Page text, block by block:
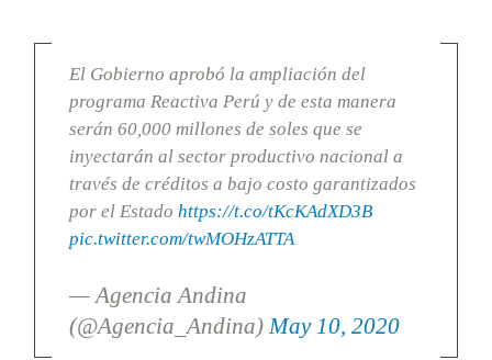
El Gobierno aprobó la ampliación del
programa Reactiva Perú y de esta manera
serán 60,000 millones de soles que se
inyectarán al sector productivo nacional a
través de créditos a bajo costo garantizados
por el Estado https://t.co/tKcKAdXD3B
pic.twitter.com/twMOHzATTA
— Agencia Andina
(@Agencia_Andina) May 10, 2020